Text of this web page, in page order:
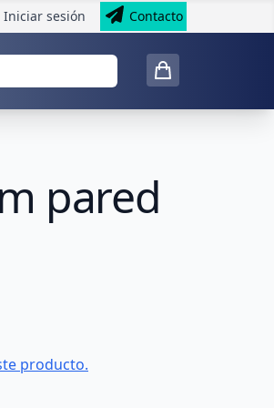
Iniciar sesión Contacto
pared
producto.